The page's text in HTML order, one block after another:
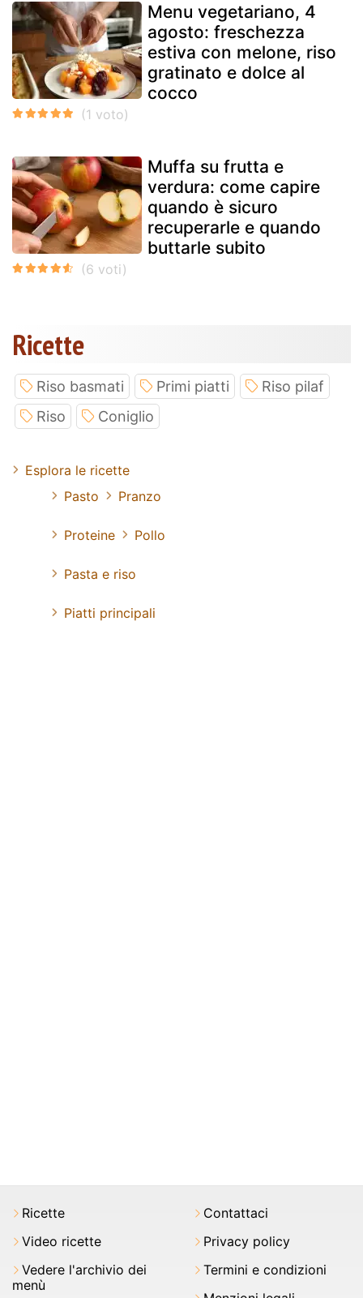
Menu vegetariano, 4
agosto: freschezza
estiva con melone, riso
gratinato e dolce al
cocco
Muffa su frutta e
verdura: come capire
quando è sicuro
recuperarle e quando
buttarle subito
Ricette
Riso basmati Primi piatti
Riso pilaf
Riso
Coniglio
Esplora le ricette
Pasto
Pranzo
Proteine Pollo
Pasta e riso
Piatti principali
Ricette
Video ricette
Vedere l'archivio dei
menù
Contattaci
Privacy policy
Termini e condizioni